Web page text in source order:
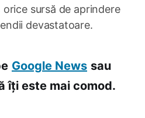
sursă de aprindere
devastatoare.
Google News sau
îți este mai comod.